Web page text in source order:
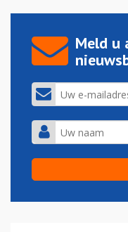
Meld u